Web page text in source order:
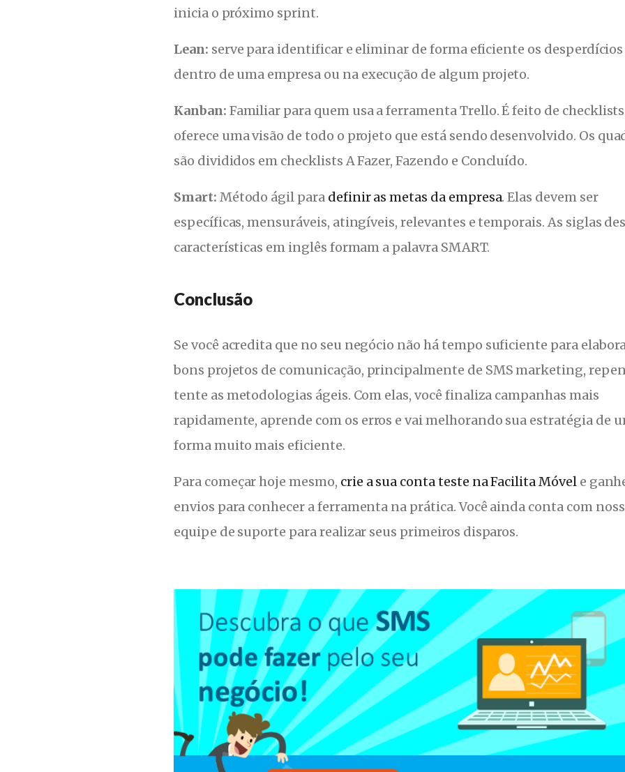
inicia o próximo sprint.
Lean: serve para identificar e eliminar de forma eficiente os desperdícios
dentro de uma empresa ou na execução de algum projeto.
Kanban: Familiar para quem usa a ferramenta Trello. É feito de
oferece uma visão de todo o projeto que está sendo desenvolvido. Os
são divididos em checklists A Fazer, Fazendo e Concluído.
Smart: Método ágil para definir as metas da empresa. Elas devem ser
específicas, mensuráveis, atingíveis, relevantes e temporais. As siglas
características em inglês formam a palavra SMART.
Conclusão
Se você acredita que no seu negócio não há tempo suficiente para
bons projetos de comunicação, principalmente de SMS marketing,
tente as metodologias ágeis. Com elas, você finaliza campanhas mais
rapidamente, aprende com os erros e vai melhorando sua estratégia de
forma muito mais eficiente.
Para começar hoje mesmo, crie a sua conta teste na Facilita Móvele
envios para conhecer a ferramenta na prática. Você ainda conta com
equipe de suporte para realizar seus primeiros disparos.